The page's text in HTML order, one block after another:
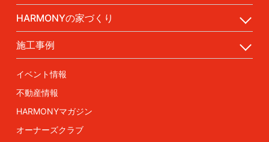
HARMONYの家づくり
施工事例
イベント情報
不動産情報
HARMONYマガジン
オーナーズクラブ